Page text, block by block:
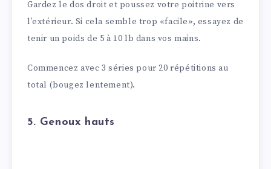
Gardez le dos droit et poussez votre poitrine vers
l’extérieur. Si cela semble trop «facile», essayez de
tenir un poids de 5 à 10 lb dans vos mains.
Commencez avec 3 séries pour 20 répétitions au
total (bougez lentement).
5. Genoux hauts